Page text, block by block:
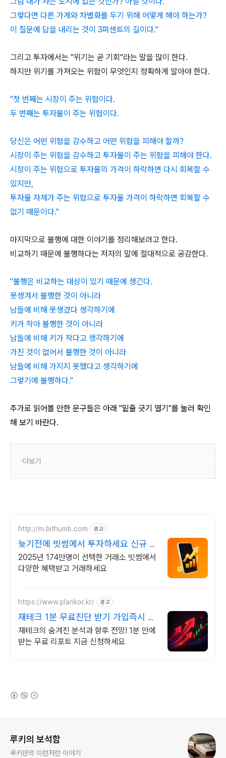
그렇다면 다른 가게와 차별화를 두기 위해 어떻게 해야 하는가?
이 질문에 답을 내리는 것이 3퍼센트의 길이다."
그리고 투자에서는 "위기는 곧 기회"라는 말을 많이 한다.
하지만 위기를 가져오는 위험이 무엇인지 정확하게 알아야 한다.
"첫 번째는 시장이 주는 위험이다.
두 번째는 투자물이 주는 위험이다.
당신은 어떤 위험을 감수하고 어떤 위험을 피해야 할까?
시장이 주는 위험을 감수하고 투자물이 주는 위험을 피해야 한다.
시장이 주는 위험으로 투자물의 가격이 하락하면 다시 회복할 수
있지만,
투자물 자체가 주는 위험으로 투자물 가격이 하락하면 회복할 수
없기 때문이다."
마지막으로 불행에 대한 이야기를 정리해보려고 한다.
비교하기 때문에 불행하다는 저자의 말에 절대적으로 공감한다.
"불행은 비교하는 대상이 있기 때문에 생긴다.
못생겨서 불행한 것이 아니라
남들에 비해 못생겼다 생각하기에
키가 작아 불행한 것이 아니라
남들에 비해 키가 작다고 생각하기에
가진 것이 없어서 불행한 것이 아니라
남들에 비해 가지지 못했다고 생각하기에
그렇기에 불행하다."
추가로 읽어볼 만한 문구들은 아래 "밑줄 긋기 열기"를 눌러 확인
해 보기 바란다.
더보기
http://m.bithumb.com 광고
늦기전에 빗썸에서 투자하세요 신규 가
입 시 5만원 혜택
2025년 174만명이 선택한 거래소 빗썸에서
다양한 혜택받고 거래하세요
https://www.plankor.kr/ 광고
재테크 1분 무료진단 받기 가입즉시 무
료리포트 100%
재테크의 숨겨진 분석과 향후 전망! 1분 만에
받는 무료 리포트 지금 신청하세요
루키의 보석함
루키만의 이런저런 이야기